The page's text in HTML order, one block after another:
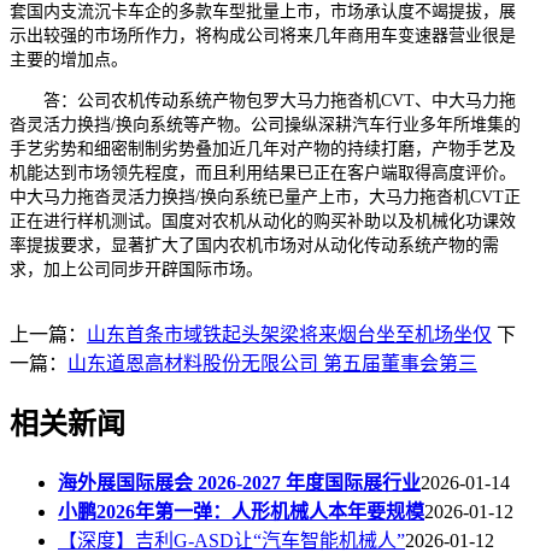
套国内支流沉卡车企的多款车型批量上市，市场承认度不竭提拔，展
示出较强的市场所作力，将构成公司将来几年商用车变速器营业很是
主要的增加点。
答：公司农机传动系统产物包罗大马力拖沓机CVT、中大马力拖
沓灵活力换挡/换向系统等产物。公司操纵深耕汽车行业多年所堆集的
手艺劣势和细密制制劣势叠加近几年对产物的持续打磨，产物手艺及
机能达到市场领先程度，而且利用结果已正在客户端取得高度评价。
中大马力拖沓灵活力换挡/换向系统已量产上市，大马力拖沓机CVT正
正在进行样机测试。国度对农机从动化的购买补助以及机械化功课效
率提拔要求，显著扩大了国内农机市场对从动化传动系统产物的需
求，加上公司同步开辟国际市场。
上一篇： 山东首条市域铁起头架梁将来烟台坐至机场坐仅 下
一篇： 山东道恩高材料股份无限公司 第五届董事会第三
相关新闻
海外展国际展会 2026-2027 年度国际展行业2026-01-14
小鹏2026年第一弹：人形机械人本年要规模2026-01-12
【深度】吉利G-ASD让“汽车智能机械人”2026-01-12